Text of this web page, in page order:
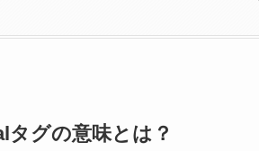
タグの意味とは？